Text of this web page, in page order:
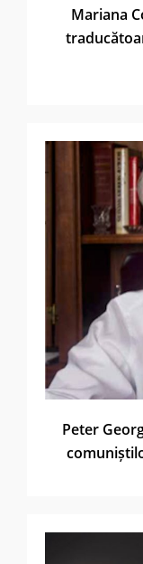
Mariana
Peter